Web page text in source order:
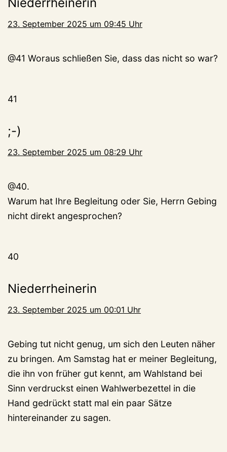
23. September 2025 um 09:45 Uhr
@41 Woraus schließen Sie, dass das nicht so war?
41
;-)
23. September 2025 um 08:29 Uhr
@40.
Warum hat Ihre Begleitung oder Sie, Herrn Gebing
nicht direkt angesprochen?
40
Niederrheinerin
23. September 2025 um 00:01 Uhr
Gebing tut nicht genug, um sich den Leuten näher
zu bringen. Am Samstag hat er meiner Begleitung,
die ihn von früher gut kennt, am Wahlstand bei
Sinn verdruckst einen Wahlwerbezettel in die
Hand gedrückt statt mal ein paar Sätze
hintereinander zu sagen.